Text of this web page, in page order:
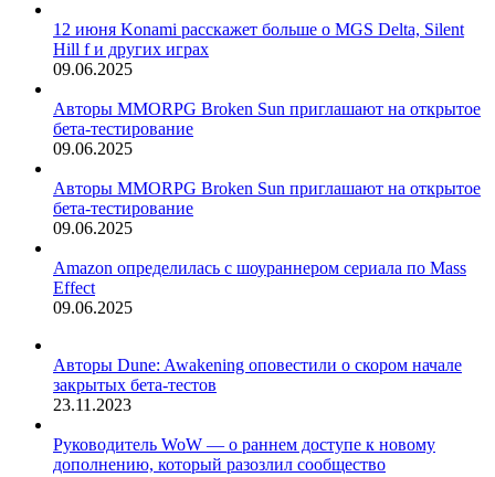
12 июня Konami расскажет больше о MGS Delta, Silent
Hill f и других играх
09.06.2025
Авторы MMORPG Broken Sun приглашают на открытое
бета-тестирование
09.06.2025
Авторы MMORPG Broken Sun приглашают на открытое
бета-тестирование
09.06.2025
Amazon определилась с шоураннером сериала по Mass
Effect
09.06.2025
Авторы Dune: Awakening оповестили о скором начале
закрытых бета-тестов
23.11.2023
Руководитель WoW — о раннем доступе к новому
дополнению, который разозлил сообщество